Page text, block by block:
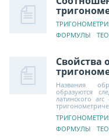
ФОРМУЛЫ
Свойства
Названия
образуются
латинского
ФОРМУЛЫ